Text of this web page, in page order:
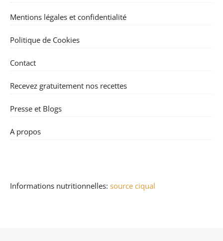
Mentions légales et confidentialité
Politique de Cookies
Contact
Recevez gratuitement nos recettes
Presse et Blogs
A propos
Informations nutritionnelles: source ciqual